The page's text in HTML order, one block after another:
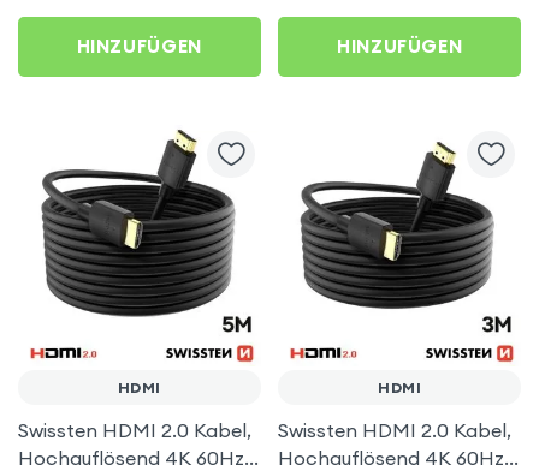
HINZUFÜGEN HINZUFÜGEN
HDMI
Swissten HDMI 2.0 Kabel,
Hochauflösend 4K 60Hz,
HDMI
Swissten HDMI 2.0 Kabel,
Hochauflösend 4K 60Hz,